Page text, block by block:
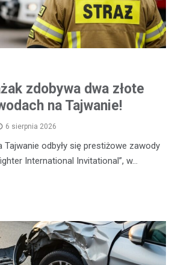
zdobywa dwa złote
na Tajwanie!
6 sierpnia 2026
odbyły się prestiżowe zawody
International Invitational”, w…